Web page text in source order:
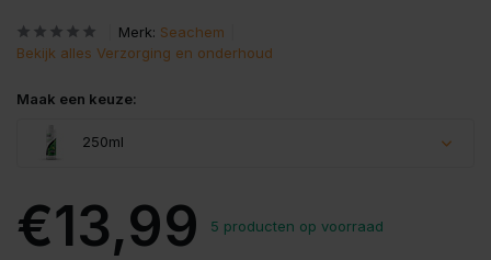
Merk: Seachem
Bekijk alles Verzorging en onderhoud
Maak een keuze:
250ml
€13,99 5 producten op voorraad